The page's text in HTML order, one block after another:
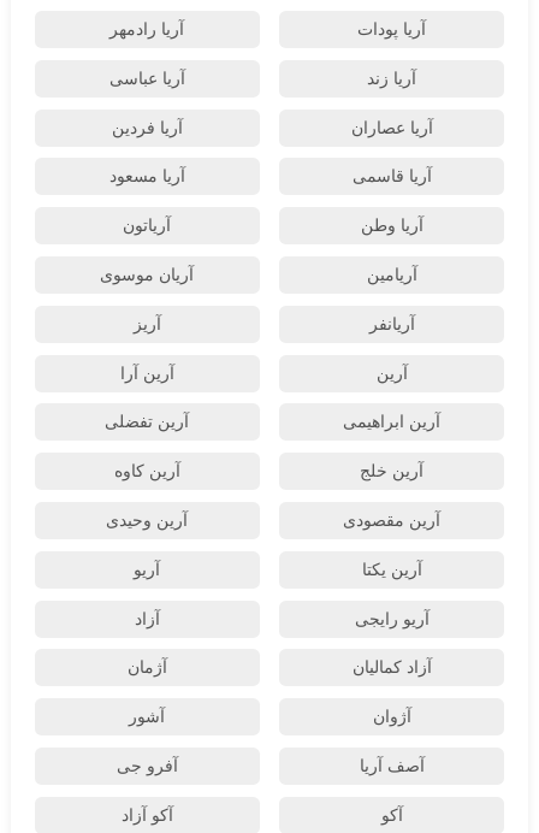
آریا پودات آریا رادمهر
آریا زند آریا عباسی
آریا عصاران آریا فردین
آریا قاسمی آریا مسعود
آریا وطن آریاتون
آریامین آریان موسوی
آریانفر آریز
آرین آرین آرا
آرین ابراهیمی آرین تفضلی
آرین خلج آرین کاوه
آرین مقصودی آرین وحیدی
آرین یکتا آریو
آریو رایجی آزاد
آزاد کمالیان آژمان
آژوان آشور
آصف آریا آفرو جی
آکو آکو آزاد